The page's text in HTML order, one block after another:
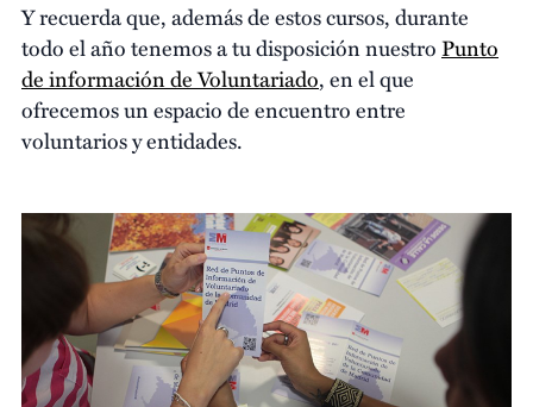
Y recuerda que, además de estos cursos, durante
todo el año tenemos a tu disposición nuestroPunto
de información de Voluntariado, en el que
ofrecemos un espacio de encuentro entre
voluntarios y entidades.